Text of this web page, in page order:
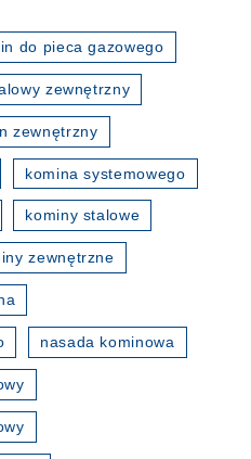
do pieca gazowego
zewnętrzny
zewnętrzny
komina systemowego
kominy stalowe
zewnętrzne
nasada kominowa